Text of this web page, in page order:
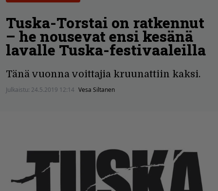
Tuska-Torstai on ratkennut
– he nousevat ensi kesänä
lavalle Tuska-festivaaleilla
Tänä vuonna voittajia kruunattiin kaksi.
Julkaistu: 24.5.2019 12:14 Vesa Siltanen